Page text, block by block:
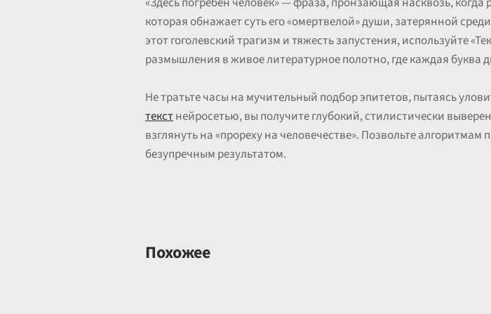
которая обнажает суть его «омертвелой» души, затерянной
этот гоголевский трагизм и тяжесть запустения, используйте
размышления в живое литературное полотно, где каждая
Не тратьте часы на мучительный подбор эпитетов, пытаясь
текстнейросетью, вы получите глубокий, стилистически
взглянуть на «прореху на человечестве». Позвольте
безупречным результатом.
Похожее